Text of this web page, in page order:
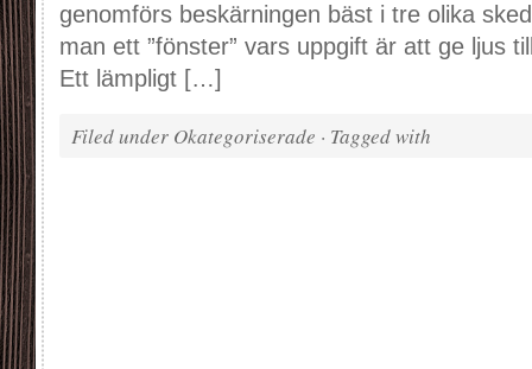
genomförs beskärningen bäst i tre olika
man ett ”fönster” vars uppgift är att ge ljus
Ett lämpligt […]
Filed under Okategoriserade · Tagged with